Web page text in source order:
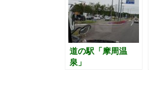
（泣）”、日本最北
端”宗谷岬”到着、
きれいな夕日・日
没に遭遇。稚内ラ
イダーハウス「み
どり湯」に行って
道の駅「摩周温
泉」